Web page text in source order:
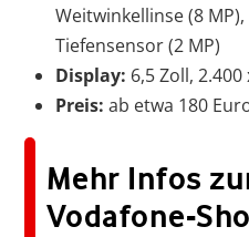
Weitwinkellinse (8
Tiefensensor (2 MP)
Display: 6,5 Zoll,
Preis: ab etwa 180
Mehr Infos
Vodafone-